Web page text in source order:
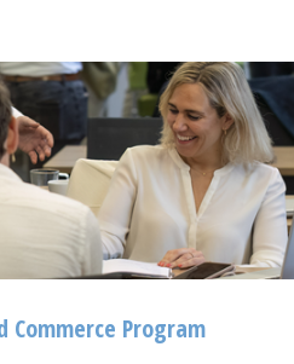
Commerce Program